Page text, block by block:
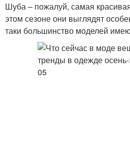
Шуба – пожалуй, самая
этом сезоне они выглядят
таки большинство моделей